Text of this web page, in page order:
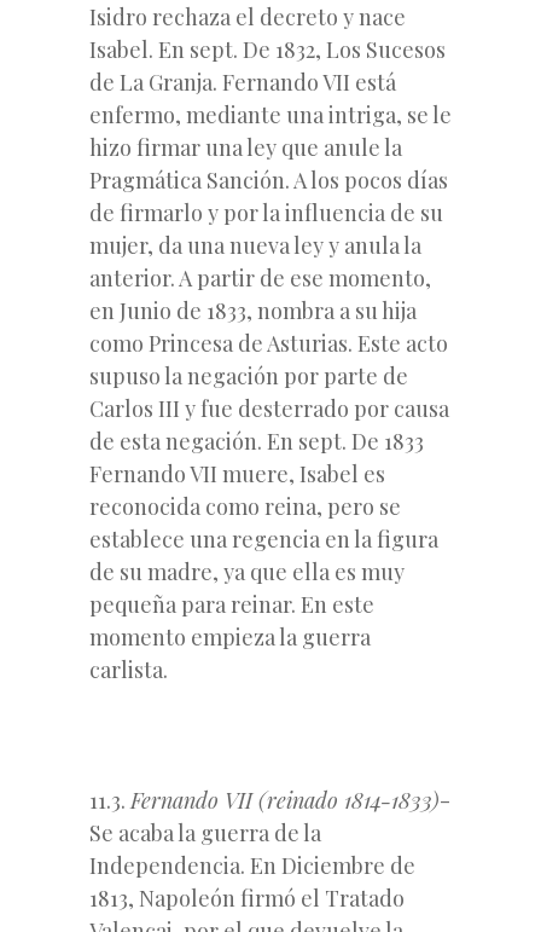
Isidro rechaza el decreto y nace
Isabel. En sept. De 1832, Los Sucesos
de La Granja. Fernando VII está
enfermo, mediante una intriga, se le
hizo firmar una ley que anule la
Pragmática Sanción. A los pocos días
de firmarlo y por la influencia de su
mujer, da una nueva ley y anula la
anterior. A partir de ese momento,
en Junio de 1833, nombra a su hija
como Princesa de Asturias. Este acto
supuso la negación por parte de
Carlos III y fue desterrado por causa
de esta negación. En sept. De 1833
Fernando VII muere, Isabel es
reconocida como reina, pero se
establece una regencia en la figura
de su madre, ya que ella es muy
pequeña para reinar. En este
momento empieza la guerra
carlista.
11.3.Fernando VII (reinado 1814-1833)-
Se acaba la guerra de la
Independencia. En Diciembre de
1813, Napoleón firmó el Tratado